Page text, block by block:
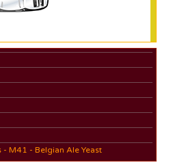
M41 - Belgian Ale Yeast